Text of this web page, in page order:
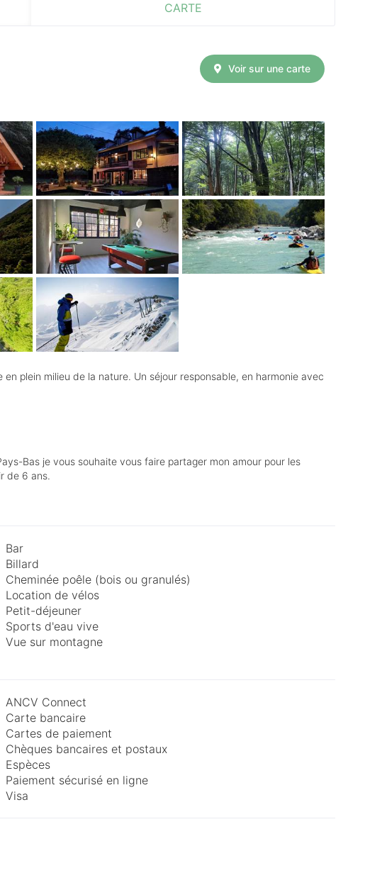
CARTE
Voir sur une carte
plein milieu de la nature. Un séjour responsable, en harmonie avec
Bas je vous souhaite vous faire partager mon amour pour les
de 6 ans.
Bar
Billard
Cheminée poêle (bois ou granulés)
Location de vélos
Petit-déjeuner
Sports d'eau vive
Vue sur montagne
ANCV Connect
Carte bancaire
Cartes de paiement
Chèques bancaires et postaux
Espèces
Paiement sécurisé en ligne
Visa